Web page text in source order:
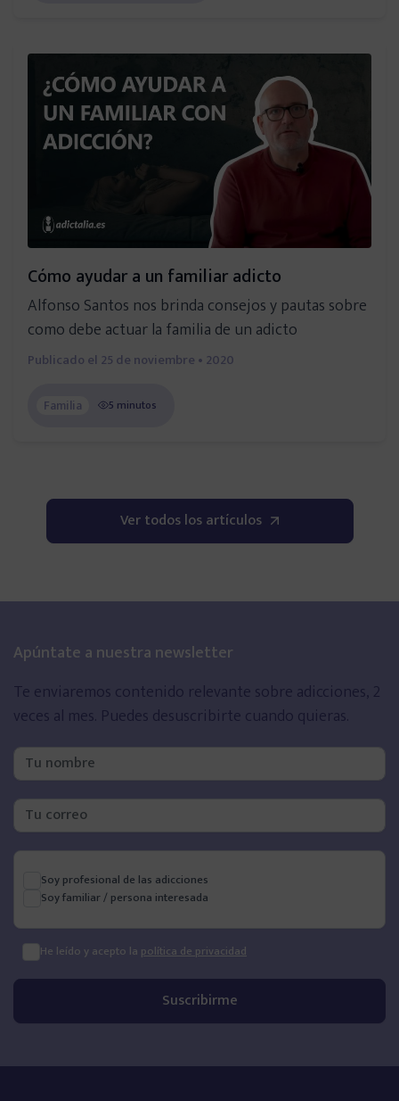
Fármacos
Ludopatía
Móvil
Videojuegos
Compras
Cómo apoyamos a las familias
Opiniones sobre Adictalia
Nuestro compromiso ético
Preguntas frecuentes
Contacto
Cómo ayudar a un familiar adicto
Alfonso Santos nos brinda consejos y pautas sobre
como debe actuar la familia de un adicto
Publicado el 25 de noviembre • 2020
Familia 5 minutos
Ver todos los artículos
Apúntate a nuestra newsletter
Te enviaremos contenido relevante sobre adicciones, 2
veces al mes. Puedes desuscribirte cuando quieras.
Soy profesional de las adicciones
Soy familiar / persona interesada
He leído y acepto la política de privacidad